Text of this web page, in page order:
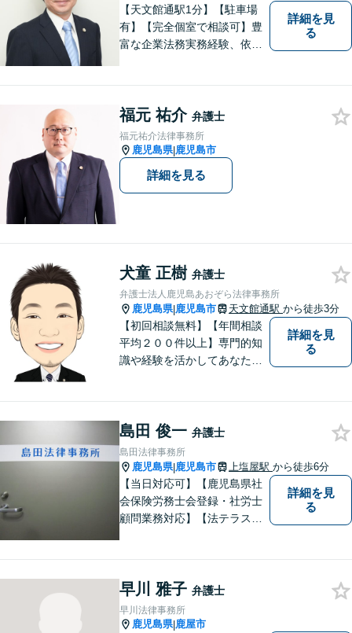
す。
【天文館通駅1分】【駐車場
有】【完全個室で相談可】豊
富な企業法務実務経験、依頼
を傾け、依頼者の悩みに寄り
添って助言や提案を提供して
参ります。 お気軽にご相談く
ださい。
詳細を見
る
福元 祐介 弁護士
福元祐介法律事務所
鹿児島県|鹿児島市
詳細を見る
犬童 正樹 弁護士
弁護士法人鹿児島あおぞら法律事務所
鹿児島県|鹿児島市 天文館通駅 から徒歩3分
【初回相談無料】【年間相談
平均２００件以上】専門的知
識や経験を活かしてあなたの
弁護などに強い弁護士です。
「鹿児島あおぞら法律事務
所」で検索。
詳細を見
る
島田 俊一 弁護士
島田法律事務所
鹿児島県|鹿児島市 上塩屋駅 から徒歩6分
【当日対応可】【鹿児島県社
会保険労務士会登録・社労士
顧問業務対応】【法テラス対
詳細を見
る
早川 雅子 弁護士
早川法律事務所
鹿児島県|鹿屋市